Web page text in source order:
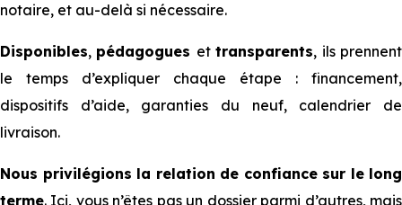
notaire, et au-delà si nécessaire.
Disponibles, pédagogues ettransparents, ils prennent
le temps d’expliquer chaque étape : financement,
dispositifs d’aide, garanties du neuf, calendrier de
livraison.
Nous privilégions la relation de confiance sur le long
terme. Ici, vous n’êtes pas un dossier parmi d’autres, mais